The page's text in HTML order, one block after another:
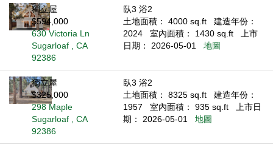
獨立屋
$594,000
630 Victoria Ln
Sugarloaf , CA
92386
臥3 浴2
土地面積： 4000 sq.ft
建造年份：
2024
室內面積： 1430 sq.ft
上市
日期： 2026-05-01
地圖
獨立屋
$325,000
298 Maple
Sugarloaf , CA
92386
臥3 浴2
土地面積： 8325 sq.ft
建造年份：
1957
室內面積： 935 sq.ft
上市日
期： 2026-05-01
地圖